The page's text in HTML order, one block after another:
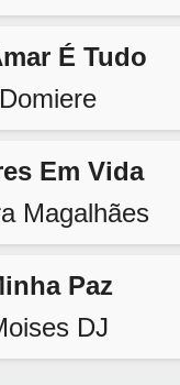
É Tudo
Domiere
Em Vida
Magalhães
Paz
DJ